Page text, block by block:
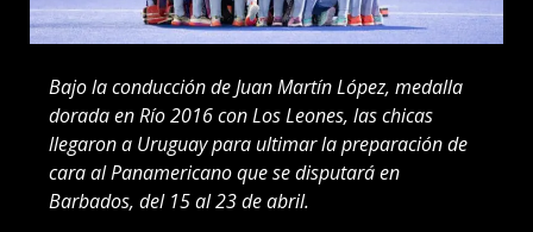
Bajo la conducción de Juan Martín López, medalla
dorada en Río 2016 con Los Leones, las chicas
llegaron a Uruguay para ultimar la preparación de
cara al Panamericano que se disputará en
Barbados, del 15 al 23 de abril.